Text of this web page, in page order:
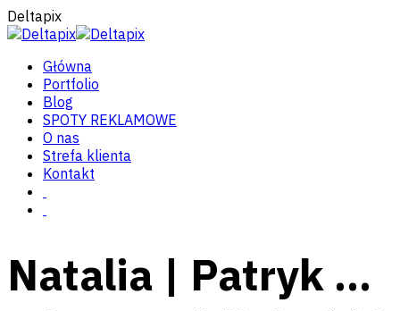
Deltapix
Główna
Portfolio
Blog
SPOTY REKLAMOWE
O nas
Strefa klienta
Kontakt
Natalia | Patryk …